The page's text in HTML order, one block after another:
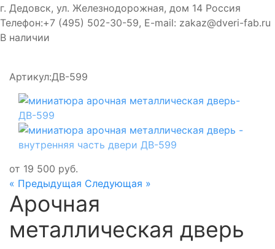
г. Дедовск, ул. Железнодорожная, дом 14 Россия
Телефон:+7 (495) 502-30-59, E-mail: zakaz@dveri-fab.ru
В наличии
Артикул:ДВ-599
от 19 500 руб.
« Предыдущая Следующая »
Арочная
металлическая дверь